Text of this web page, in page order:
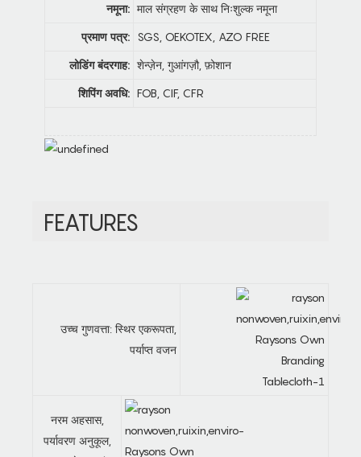
नमूना: माल संग्रहण के साथ निःशुल्क नमूना
प्रमाण पत्र: SGS, OEKOTEX, AZO FREE
लोडिंग बंदरगाह: शेन्ज़ेन, गुआंगज़ौ, फ़ोशान
शिपिंग अवधि: FOB, CIF, CFR
FEATURES
उच्च गुणवत्ता: स्थिर एकरूपता,
पर्याप्त वजन
नरम अहसास,
पर्यावरण अनुकूल,